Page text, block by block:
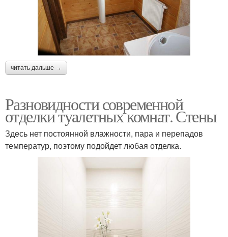
читать дальше →
Разновидности современной
отделки туалетных комнат. Стены
Здесь нет постоянной влажности, пара и перепадов
температур, поэтому подойдет любая отделка.